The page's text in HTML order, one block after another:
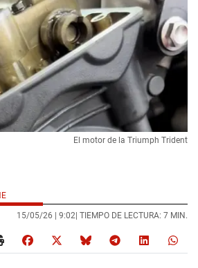
El motor de la Triumph Trident
15/05/26 | 9:02 | TIEMPO DE LECTURA: 7 MIN.